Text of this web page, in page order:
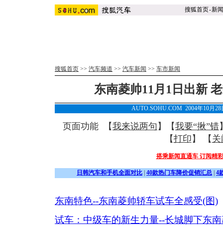
搜狐首页-新闻
搜狐首页 >> 汽车频道 >> 汽车新闻 >> 车市新闻
东南菱帅11月1日出新
AUTO.SOHU.COM 2004年10月
页面功能 【我来说两句 】【我要“揪”错
【打印 】 【 关
搭乘新闻直通车 订阅精
日韩汽车和手机全面对比 40款热门车降价促销汇总 4
东南特色--东南菱帅轿车试车全感受(图)
试车：中级车的新生力量--长城脚下东